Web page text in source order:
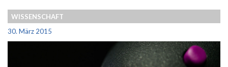
WISSENSCHAFT
30. März 2015